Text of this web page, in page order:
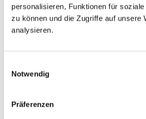
personalisieren, Funktionen für
zu können und die Zugriffe auf unsere
analysieren.
Notwendig
Präferenzen
Office-Anwendungen,
und PowerPoint
sowie souveräner Umgang mit
Sorgfältige, strukturierte und